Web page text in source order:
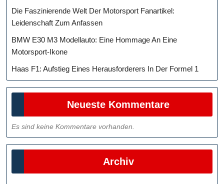
Die Faszinierende Welt Der Motorsport Fanartikel:
Leidenschaft Zum Anfassen
BMW E30 M3 Modellauto: Eine Hommage An Eine
Motorsport-Ikone
Haas F1: Aufstieg Eines Herausforderers In Der Formel 1
Neueste Kommentare
Es sind keine Kommentare vorhanden.
Archiv